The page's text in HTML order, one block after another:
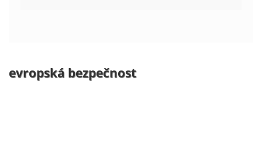
evropská bezpečnost